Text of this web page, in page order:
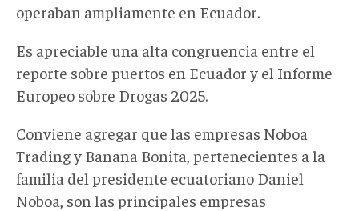
operaban ampliamente en Ecuador.
Es apreciable una alta congruencia entre el
reporte sobre puertos en Ecuador y el Informe
Europeo sobre Drogas 2025.
Conviene agregar que las empresas Noboa
Trading y Banana Bonita, pertenecientes a la
familia del presidente ecuatoriano Daniel
Noboa, son las principales empresas